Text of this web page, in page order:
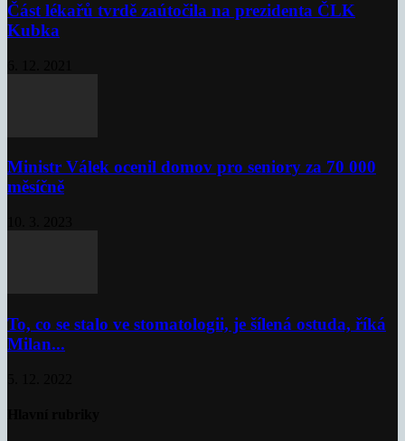
Část lékařů tvrdě zaútočila na prezidenta ČLK
Kubka
Ministr Válek ocenil domov pro seniory za 70 000
měsíčně
To, co se stalo ve stomatologii, je šílená ostuda, říká
Milan...